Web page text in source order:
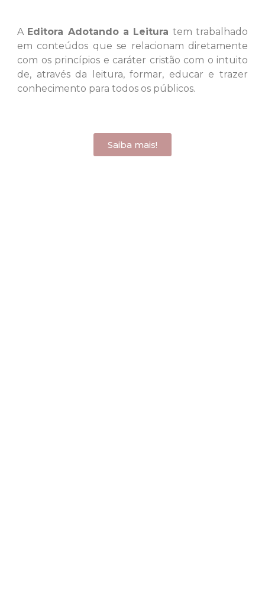
A Editora Adotando a Leitura tem trabalhado
em conteúdos que se relacionam diretamente
com os princípios e caráter cristão com o intuito
de, através da leitura, formar, educar e trazer
conhecimento para todos os públicos.
Saiba mais!